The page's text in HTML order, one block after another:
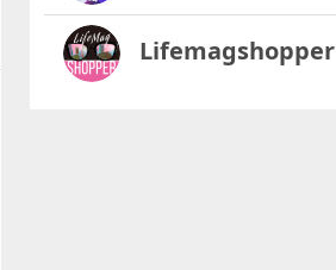
Lifemagshopper